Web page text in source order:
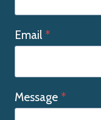
Email *
Message *